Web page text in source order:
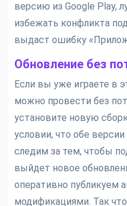
версию из Google Play,
избежать конфликта
выдаст ошибку
Обновление без
Если вы уже играете в
можно провести без
установите новую
условии, что обе
следим за тем, чтобы
выйдет новое
оперативно публикуем
модификациями. Так